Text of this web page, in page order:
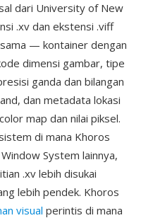
dari University of New
.xv dan ekstensi .viff
— kontainer dengan
dimensi gambar, tipe
ganda dan bilangan
dan metadata lokasi
map dan nilai piksel.
di mana Khoros
System lainnya,
.xv lebih disukai
lebih pendek. Khoros
visual perintis di mana